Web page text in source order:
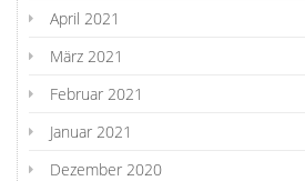
April 2021
März 2021
Februar 2021
Januar 2021
Dezember 2020